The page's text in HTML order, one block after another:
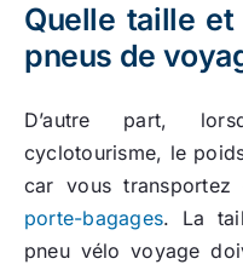
Quelle taille
pneus de
D’autre part,
cyclotourisme, le
car vous transportez
porte-bagages. La
pneu vélo voyage